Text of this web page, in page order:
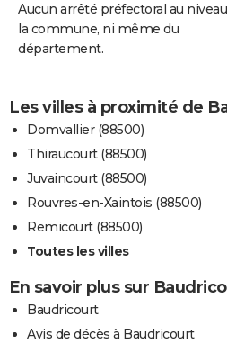
Aucun arrêté préfectoral au
la commune, ni même du
département.
Les villes à proximité de
Domvallier (88500)
Thiraucourt (88500)
Juvaincourt (88500)
Rouvres-en-Xaintois (88500)
Remicourt (88500)
Toutes les villes
En savoir plus sur
Baudricourt
Avis de décès à Baudricourt